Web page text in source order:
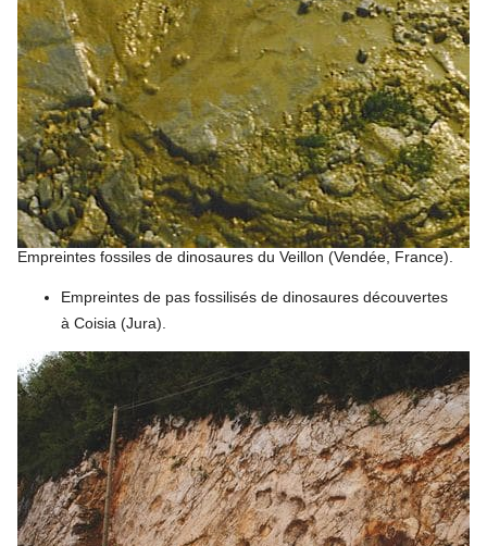
Empreintes fossiles de dinosaures du Veillon (Vendée, France).
Empreintes de pas fossilisés de dinosaures découvertes
à Coisia (Jura).